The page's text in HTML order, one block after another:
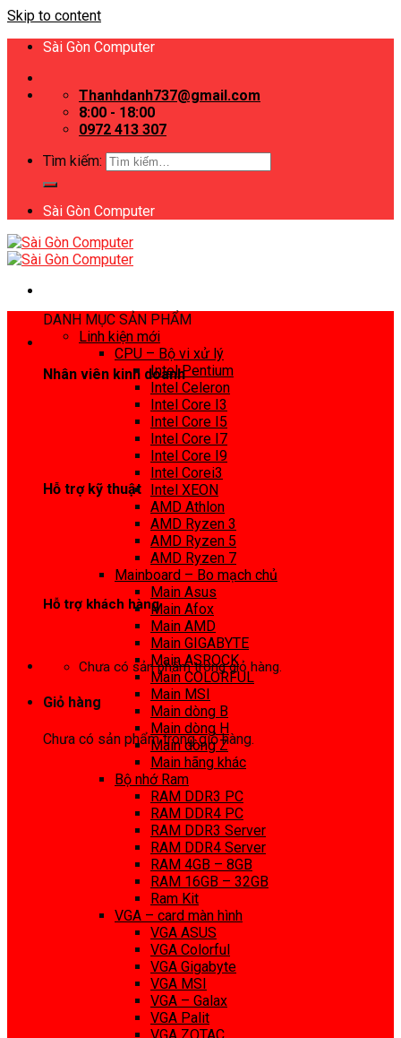
Skip to content
Sài Gòn Computer
Thanhdanh737@gmail.com
8:00 - 18:00
0972 413 307
Tìm kiếm:
Sài Gòn Computer
Nhân viên kinh doanh
Hỗ trợ kỹ thuật
Hỗ trợ khách hàng
Chưa có sản phẩm trong giỏ hàng.
Giỏ hàng
Chưa có sản phẩm trong giỏ hàng.
DANH MỤC SẢN PHẨM
Linh kiện mới
CPU – Bộ vi xử lý
Intel Pentium
Intel Celeron
Intel Core I3
Intel Core I5
Intel Core I7
Intel Core I9
Intel Corei3
Intel XEON
AMD Athlon
AMD Ryzen 3
AMD Ryzen 5
AMD Ryzen 7
Mainboard – Bo mạch chủ
Main Asus
Main Afox
Main AMD
Main GIGABYTE
Main ASROCK
Main COLORFUL
Main MSI
Main dòng B
Main dòng H
Main dòng Z
Main hãng khác
Bộ nhớ Ram
RAM DDR3 PC
RAM DDR4 PC
RAM DDR3 Server
RAM DDR4 Server
RAM 4GB – 8GB
RAM 16GB – 32GB
Ram Kit
VGA – card màn hình
VGA ASUS
VGA Colorful
VGA Gigabyte
VGA MSI
VGA – Galax
VGA Palit